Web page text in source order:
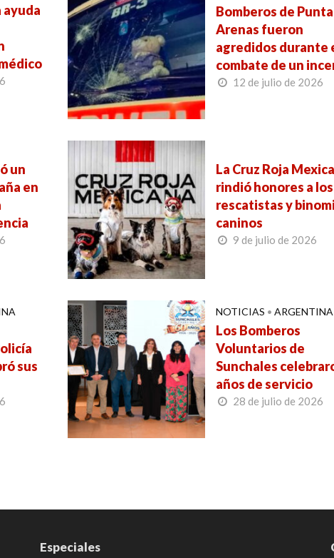
ayuda
Bomberos de Punta
Arenas fueron
agredidos durante
combate de un
12 de julio de 2026
un
en
La Cruz Roja
rindió honores a los
rescatistas y
caninos
9 de julio de 2026
sus
NOTICIAS • ARGENTINA
Los Bomberos
Voluntarios de
Sunchales
años de servicio
28 de julio de 2026
Especiales